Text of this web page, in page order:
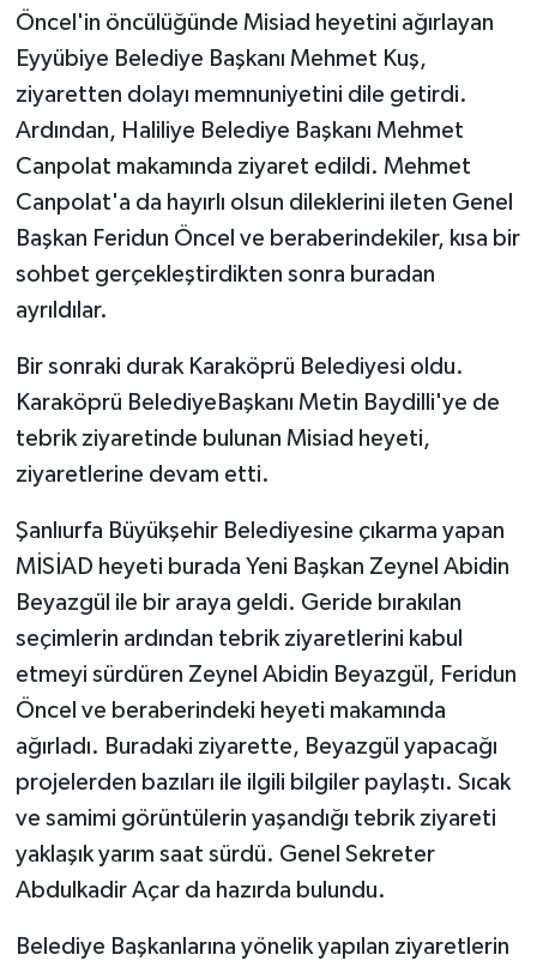
Öncel'in öncülüğünde Misiad heyetini ağırlayan
Eyyübiye Belediye Başkanı Mehmet Kuş,
ziyaretten dolayı memnuniyetini dile getirdi.
Ardından, Haliliye Belediye Başkanı Mehmet
Canpolat makamında ziyaret edildi. Mehmet
Canpolat'a da hayırlı olsun dileklerini ileten Genel
Başkan Feridun Öncel ve beraberindekiler, kısa bir
sohbet gerçekleştirdikten sonra buradan
ayrıldılar.
Bir sonraki durak Karaköprü Belediyesi oldu.
Karaköprü BelediyeBaşkanı Metin Baydilli'ye de
tebrik ziyaretinde bulunan Misiad heyeti,
ziyaretlerine devam etti.
Şanlıurfa Büyükşehir Belediyesine çıkarma yapan
MİSİAD heyeti burada Yeni Başkan Zeynel Abidin
Beyazgül ile bir araya geldi. Geride bırakılan
seçimlerin ardından tebrik ziyaretlerini kabul
etmeyi sürdüren Zeynel Abidin Beyazgül, Feridun
Öncel ve beraberindeki heyeti makamında
ağırladı. Buradaki ziyarette, Beyazgül yapacağı
projelerden bazıları ile ilgili bilgiler paylaştı. Sıcak
ve samimi görüntülerin yaşandığı tebrik ziyareti
yaklaşık yarım saat sürdü. Genel Sekreter
Abdulkadir Açar da hazırda bulundu.
Belediye Başkanlarına yönelik yapılan ziyaretlerin